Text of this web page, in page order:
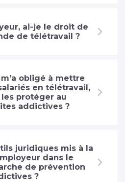
ai-je le droit de
de télétravail ?
obligé à mettre
en télétravail,
protéger au
addictives ?
juridiques mis à la
dans le
de prévention
?